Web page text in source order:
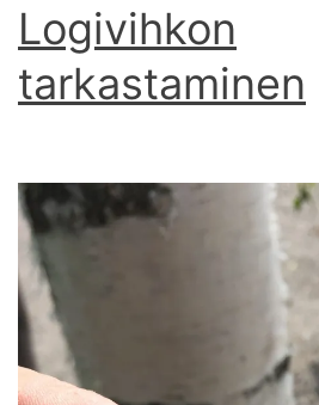
Logivihkon
tarkastaminen